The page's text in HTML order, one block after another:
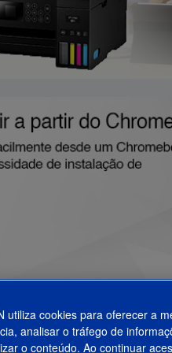
utiliza cookies para oferecer a
analisar o tráfego de
o conteúdo. Ao continuar